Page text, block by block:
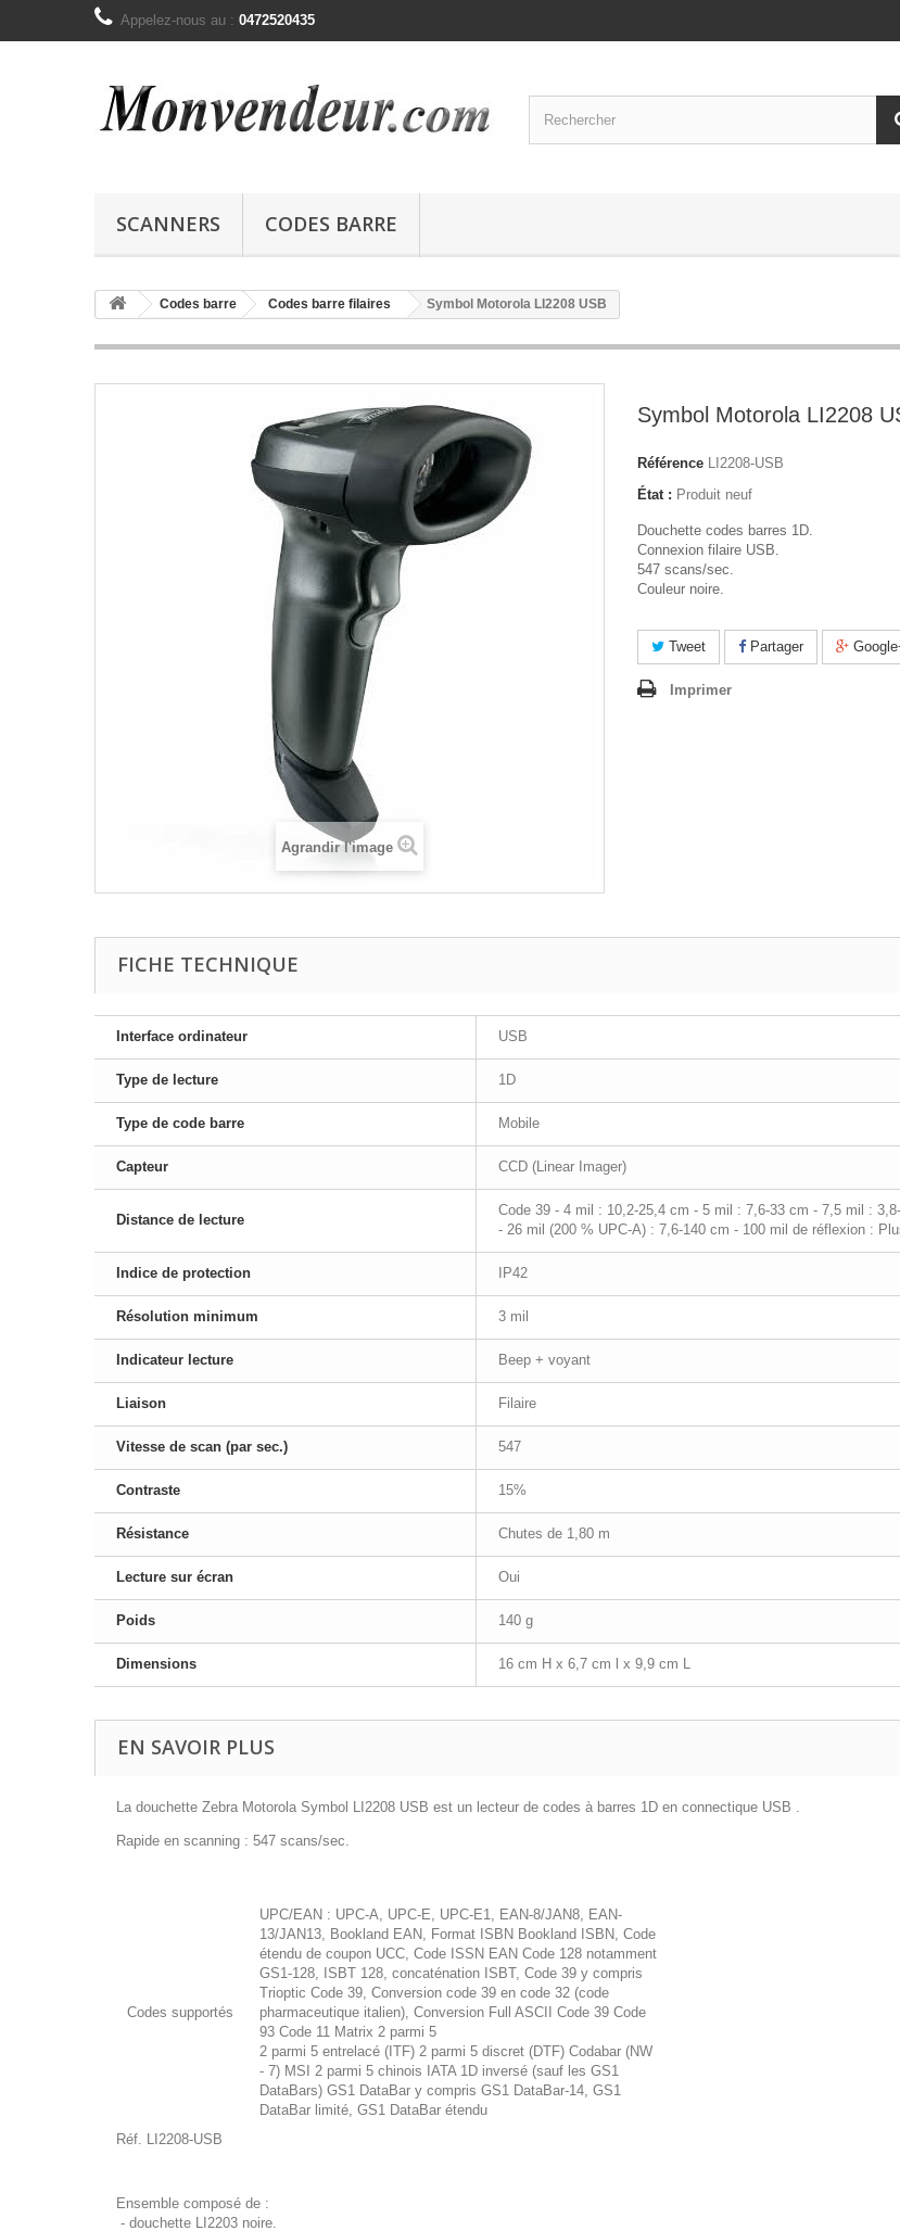
Appelez-nous au : 0472520435
SCANNERS CODES BARRE
Codes barre Codes barre filaires Symbol Motorola LI2208 USB
Agrandir l'image
Symbol Motorola LI2208
Référence
LI2208-USB
État : Produit neuf
Douchette codes barres 1D.
Connexion filaire USB.
547 scans/sec.
Couleur noire.
Tweet Partager
Imprimer
FICHE TECHNIQUE
Interface ordinateur USB
Type de lecture 1D
Type de code barre Mobile
Capteur CCD (Linear Imager)
Distance de lecture
Code 39 - 4 mil : 10,2-25,4 cm - 5 mil : 7,6-33 cm - 7,5 mil :
- 26 mil (200 % UPC-A) : 7,6-140 cm - 100 mil de réflexion :
Indice de protection IP42
Résolution minimum 3 mil
Indicateur lecture Beep + voyant
Liaison Filaire
Vitesse de scan (par sec.) 547
Contraste 15%
Résistance Chutes de 1,80 m
Lecture sur écran Oui
Poids 140 g
Dimensions 16 cm H x 6,7 cm l x 9,9 cm L
EN SAVOIR PLUS
La douchette Zebra Motorola Symbol LI2208 USB est un lecteur de codes à barres 1D en connectique USB .
Rapide en scanning : 547 scans/sec.
Codes supportés
UPC/EAN : UPC-A, UPC-E, UPC-E1, EAN-8/JAN8, EAN-
13/JAN13, Bookland EAN, Format ISBN Bookland ISBN, Code
étendu de coupon UCC, Code ISSN EAN Code 128 notamment
GS1-128, ISBT 128, concaténation ISBT, Code 39 y compris
Trioptic Code 39, Conversion code 39 en code 32 (code
pharmaceutique italien), Conversion Full ASCII Code 39 Code
93 Code 11 Matrix 2 parmi 5
2 parmi 5 entrelacé (ITF) 2 parmi 5 discret (DTF) Codabar (NW
- 7) MSI 2 parmi 5 chinois IATA 1D inversé (sauf les GS1
DataBars) GS1 DataBar y compris GS1 DataBar-14, GS1
DataBar limité, GS1 DataBar étendu
Réf. LI2208-USB
Ensemble composé de :
- douchette LI2203 noire.